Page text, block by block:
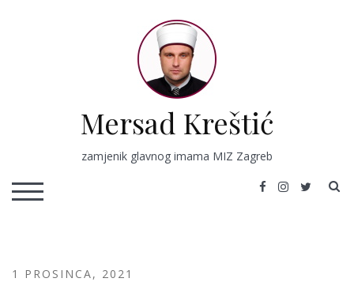
Mersad Kreštić
zamjenik glavnog imama MIZ Zagreb
TOGGLE MOBILE MENU
1 PROSINCA, 2021